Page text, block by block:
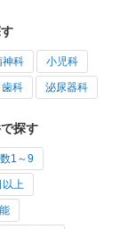
神科 小児科
歯科 泌尿器科
探す
1～9
以上